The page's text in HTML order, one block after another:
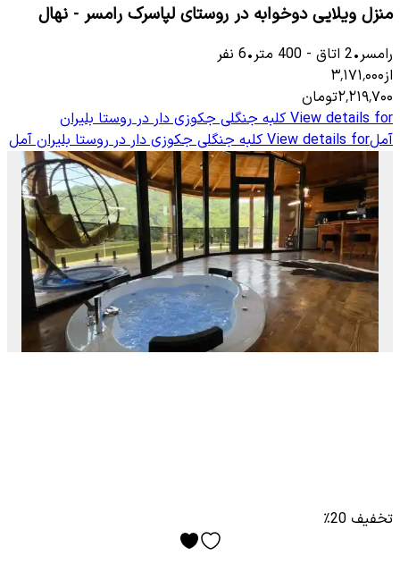
منزل ویلایی دوخوابه در روستای لپاسرک رامسر - نهال
رامسر•
2 اتاق -
400 متر•
6 نفر
از۳٬۱۷۱٬۰۰۰
۲٬۲۱۹٬۷۰۰تومان
View details for کلبه جنگلی جکوزی دار در روستا بلیران
آملView details for کلبه جنگلی جکوزی دار در روستا بلیران آمل
تخفیف 20٪